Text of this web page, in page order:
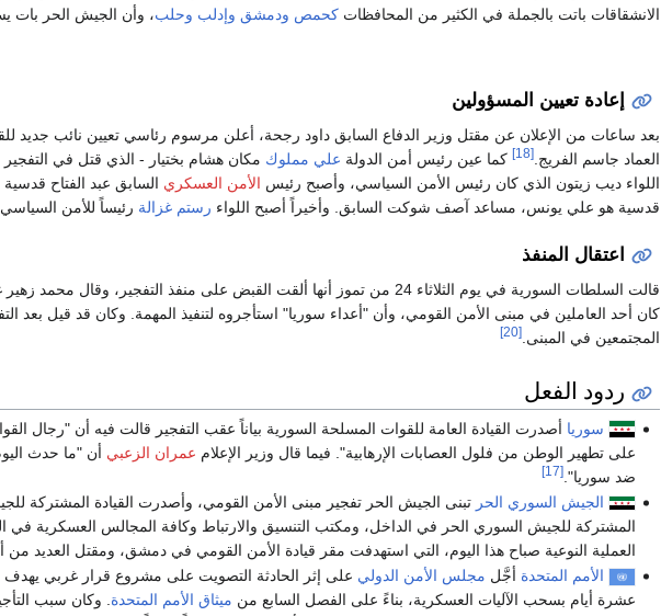
الانشقاقات باتت بالجملة في الكثير من المحافظات كحمص ودمشق وإدلب وحلب، وأن الجيش الحر بات
إعادة تعيين المسؤولين
بعد ساعات من الإعلان عن مقتل وزير الدفاع السابق داود رجحة، أعلن مرسوم رئاسي تعيين نائب جديد
العماد جاسم الفريج.[18] كما عين رئيس أمن الدولة علي مملوك مكان هشام بختيار - الذي قتل في
اللواء ديب زيتون الذي كان رئيس الأمن السياسي، وأصبح رئيس الأمن العسكري السابق عبد الفتاح
قدسية هو علي يونس، مساعد آصف شوكت السابق. وأخيراً أصبح اللواء رستم غزالة رئيساً للأمن
اعتقال المنفذ
قالت السلطات السورية في يوم الثلاثاء 24 من تموز أنها ألقت القبض على منفذ التفجير، وقال محمد زهير غنوم أحد أعضاء
كان أحد العاملين في مبنى الأمن القومي، وأن "أعداء سوريا" استأجروه لتنفيذ المهمة. وكان قد قيل بعد
المجتمعين في المبنى. [20]
ردود الفعل
سوريا أصدرت القيادة العامة للقوات المسلحة السورية بياناً عقب التفجير قالت فيه أن "رجال
على تطهير الوطن من فلول العصابات الإرهابية". فيما قال وزير الإعلام عمران الزعبي أن "ما حدث
ضد سوريا".[17]
الجيش السوري الحر تبنى الجيش الحر تفجير مبنى الأمن القومي، وأصدرت القيادة المشتركة
المشتركة للجيش السوري الحر في الداخل، ومكتب التنسيق والارتباط وكافة المجالس العسكرية في
العملية النوعية صباح هذا اليوم، التي استهدفت مقر قيادة الأمن القومي في دمشق، ومقتل العديد من
الأمم المتحدة أجَّل مجلس الأمن الدولي على إثر الحادثة التصويت على مشروع قرار غربي
عشرة أيام بسحب الآليات العسكرية، بناءً على الفصل السابع من ميثاق الأمم المتحدة. وكان سبب